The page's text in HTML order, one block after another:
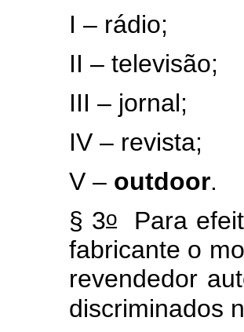
I – rádio;
II – televisão;
III – jornal;
IV – revista;
V – outdoor.
§ 3oPara
fabricante o
revendedor
discriminados